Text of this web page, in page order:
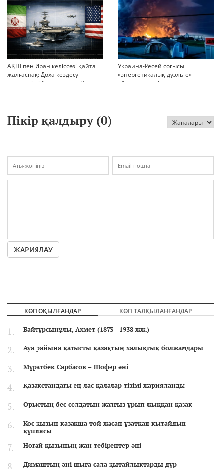
АҚШ пен Иран келіссөзі қайта
жалғаспақ: Доха кездесуі
шиеленісті бәсеңдете ме?
Украина-Ресей соғысы
«энергетикалық дуэльге»
айналып кетті
Пікір қалдыру (0)
ЖАРИЯЛАУ
КӨП ОҚЫЛҒАНДАР КӨП ТАЛҚЫЛАНҒАНДАР
Байтұрсынұлы, Ахмет (1873—1938 жж.)
Ауа райына қатысты қазақтың халықтық болжамдары
Мұратбек Сарбасов – Шофер әні
Қазақстандағы ең лас қалалар тізімі жарияланды
Орыстың бес солдатын жалғыз ұрып жыққан қазақ
Қос қызын қазақша той жасап ұзатқан қытайдың
құпиясы
Ноғай қызының жан тебірентер әні
Димаштың әні шыға сала қытайлықтарды дүр